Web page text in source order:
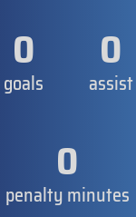
0
goals
0
assist
0
penalty minutes